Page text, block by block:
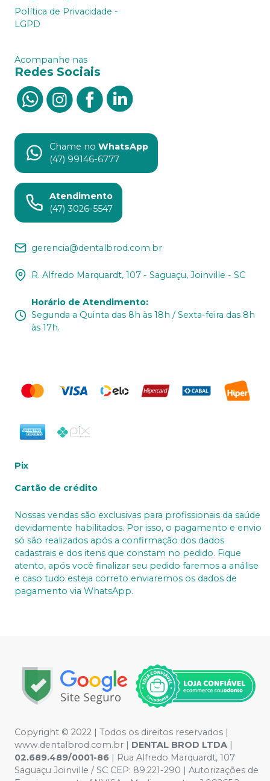
Política de Privacidade -
LGPD
Acompanhe nas
Redes Sociais
Chame no WhatsApp
(47) 99146-6777
Atendimento
(47) 3026-5547
gerencia@dentalbrod.com.br
R. Alfredo Marquardt, 107 - Saguaçu, Joinville - SC
Horário de Atendimento:
Segunda a Quinta das 8h às 18h / Sexta-feira das 8h
às 17h.
Pix
Cartão de crédito
Nossas vendas são exclusivas para profissionais da saúde
devidamente habilitados. Por isso, o pagamento e envio
só são realizados após a confirmação dos dados
cadastrais e dos itens que constam no pedido. Fique
atento, após você finalizar seu pedido faremos a análise
e caso tudo esteja correto enviaremos os dados de
pagamento via WhatsApp.
Copyright © 2022 | Todos os direitos reservados |
www.dentalbrod.com.br | DENTAL BROD LTDA |
02.689.489/0001-86 | Rua Alfredo Marquardt, 107
Saguaçu Joinville / SC CEP: 89.221-290 | Autorizações de